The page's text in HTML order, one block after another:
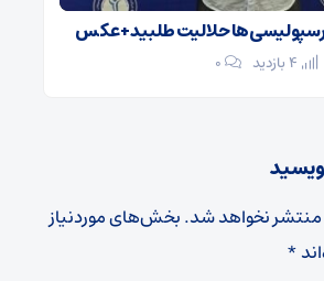
پرسپولیسی‌ها حلالیت طلبید + عکس
۰
نخواهد شد.بخش‌های موردنیاز
*